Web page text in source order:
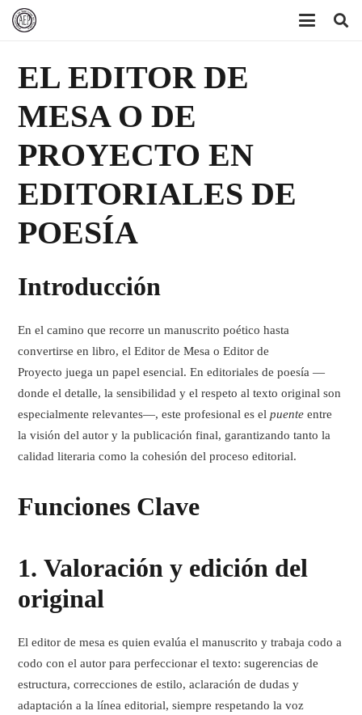
EL EDITOR DE
MESA O DE
PROYECTO EN
EDITORIALES DE
POESÍA
Introducción
En el camino que recorre un manuscrito poético hasta
convertirse en libro, el Editor de Mesa o Editor de
Proyecto juega un papel esencial. En editoriales de poesía —
donde el detalle, la sensibilidad y el respeto al texto original son
especialmente relevantes—, este profesional es el puente entre
la visión del autor y la publicación final, garantizando tanto la
calidad literaria como la cohesión del proceso editorial.
Funciones Clave
1. Valoración y edición del
original
El editor de mesa es quien evalúa el manuscrito y trabaja codo a
codo con el autor para perfeccionar el texto: sugerencias de
estructura, correcciones de estilo, aclaración de dudas y
adaptación a la línea editorial, siempre respetando la voz